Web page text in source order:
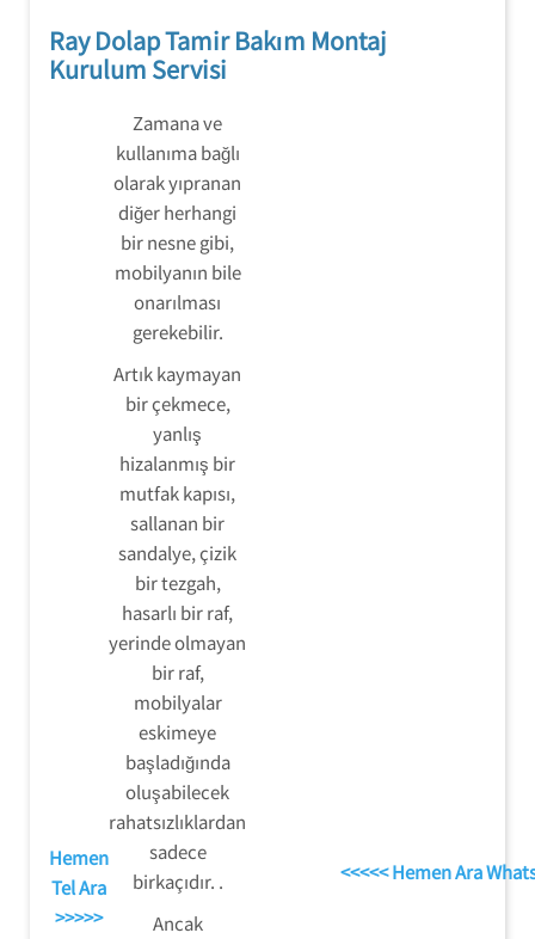
Ray Dolap Tamir Bakım Montaj
Kurulum Servisi
Hemen
Tel Ara
>>>>>
Zamana ve
kullanıma bağlı
olarak yıpranan
diğer herhangi
bir nesne gibi,
mobilyanın bile
onarılması
gerekebilir.
Artık kaymayan
bir çekmece,
yanlış
hizalanmış bir
mutfak kapısı,
sallanan bir
sandalye, çizik
bir tezgah,
hasarlı bir raf,
yerinde olmayan
bir raf,
mobilyalar
eskimeye
başladığında
oluşabilecek
rahatsızlıklardan
sadece
birkaçıdır. .
Ancak
<<<<< Hemen Ara